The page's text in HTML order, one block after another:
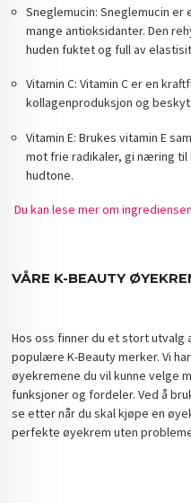
Sneglemucin: Sneglemucin
mange antioksidanter. Den
huden fuktet og full av
Vitamin C: Vitamin C er en
kollagenproduksjon og
Vitamin E: Brukes vitamin E
mot frie radikaler, gi næring til
hudtone.
Du kan lese mer om
VÅRE K-BEAUTY
Hos oss finner du et stort
populære K-Beauty merker. Vi
øyekremene du vil kunne velge
funksjoner og fordeler. Ved å
se etter når du skal kjøpe en
perfekte øyekrem uten